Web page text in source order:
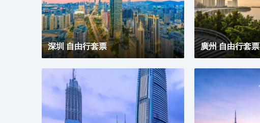
誼，無論何時何地，在麗怡酒店，您都可以一如既往地
體驗到真誠、貼心的服務，精心優選品質體驗讓您感到
賓至如歸，我們致力讓每一位賓客感到愉悅欣喜與備受
關懷，用心意讓您更“心怡”。
深圳 自由行套票 廣州 自由行套票